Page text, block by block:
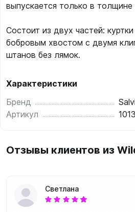
выпускается только в
Состоит из двух частей:
бобровым хвостом с двумя
штанов без лямок.
Характеристики
Бренд
Артикул
Отзывы клиентов из
Светлана